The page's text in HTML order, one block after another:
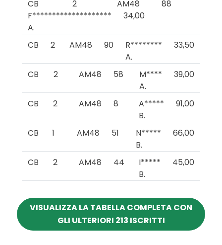
CB
2 AM48
88
F********************
A.
34,00
CB 2 AM48 90
R********
A.
33,50
CB 2 AM48 58
M****
A.
39,00
CB 2 AM48 8
A*****
B.
91,00
CB 1 AM48 51
N*****
B.
66,00
CB 2 AM48 44
I*****
B.
45,00
VISUALIZZA LA TABELLA COMPLETA CON
GLI ULTERIORI 213 ISCRITTI